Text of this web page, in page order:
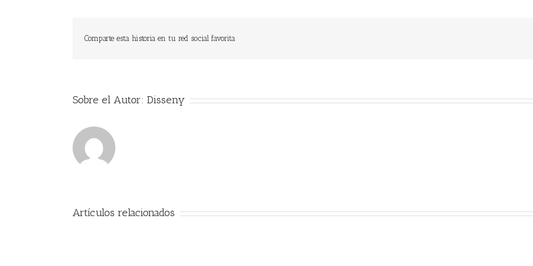
Comparte esta historia en tu red social favorita
Sobre el Autor: Disseny
Artículos relacionados